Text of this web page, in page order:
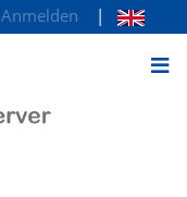
Anmelden